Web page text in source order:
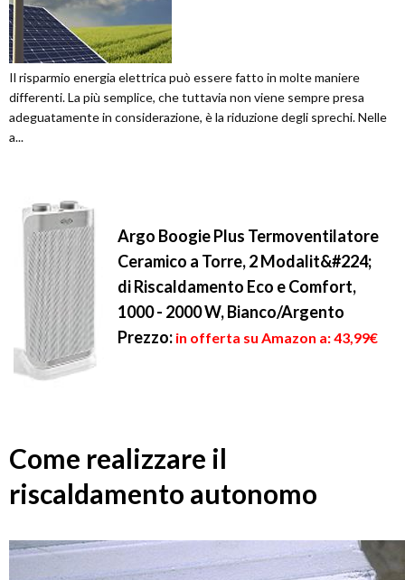
Il risparmio energia elettrica può essere fatto in molte maniere
differenti. La più semplice, che tuttavia non viene sempre presa
adeguatamente in considerazione, è la riduzione degli sprechi. Nelle
a...
Argo Boogie Plus Termoventilatore
Ceramico a Torre, 2 Modalit&#224;
di Riscaldamento Eco e Comfort,
1000 - 2000 W, Bianco/Argento
Prezzo: in offerta su Amazon a: 43,99€
Come realizzare il
riscaldamento autonomo